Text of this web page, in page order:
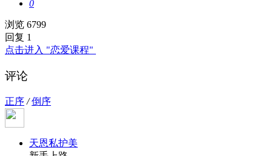
0
浏览 6799
回复 1
点击进入 "恋爱课程"
评论
正序 / 倒序
天恩私护美